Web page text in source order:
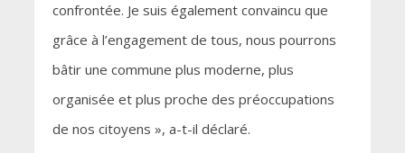
confrontée. Je suis également convaincu que
grâce à l’engagement de tous, nous pourrons
bâtir une commune plus moderne, plus
organisée et plus proche des préoccupations
de nos citoyens », a-t-il déclaré.